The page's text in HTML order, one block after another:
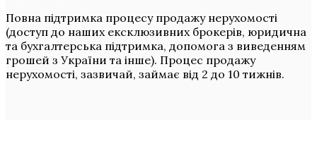
Повна підтримка процесу продажу нерухомості
(доступ до наших ексклюзивних брокерів, юридична
та бухгалтерська підтримка, допомога з виведенням
грошей з України та інше). Процес продажу
нерухомості, зазвичай, займає від 2 до 10 тижнів.